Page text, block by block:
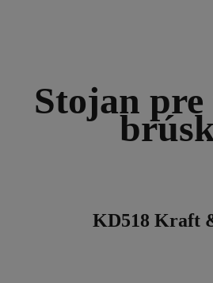
Stojan pre
KD518 Kraft